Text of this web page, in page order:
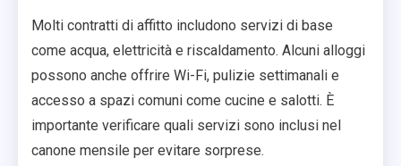
Molti contratti di affitto includono servizi di base
come acqua, elettricità e riscaldamento. Alcuni alloggi
possono anche offrire Wi-Fi, pulizie settimanali e
accesso a spazi comuni come cucine e salotti. È
importante verificare quali servizi sono inclusi nel
canone mensile per evitare sorprese.